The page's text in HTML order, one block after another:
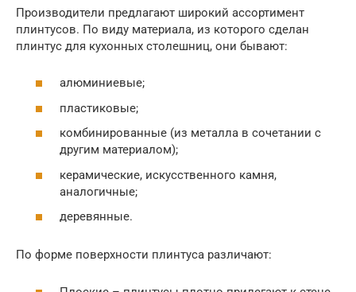
Производители предлагают широкий ассортимент
плинтусов. По виду материала, из которого сделан
плинтус для кухонных столешниц, они бывают:
алюминиевые;
пластиковые;
комбинированные (из металла в сочетании с
другим материалом);
керамические, искусственного камня,
аналогичные;
деревянные.
По форме поверхности плинтуса различают: